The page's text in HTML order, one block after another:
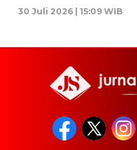
30 Juli 2026 | 15:09 WIB